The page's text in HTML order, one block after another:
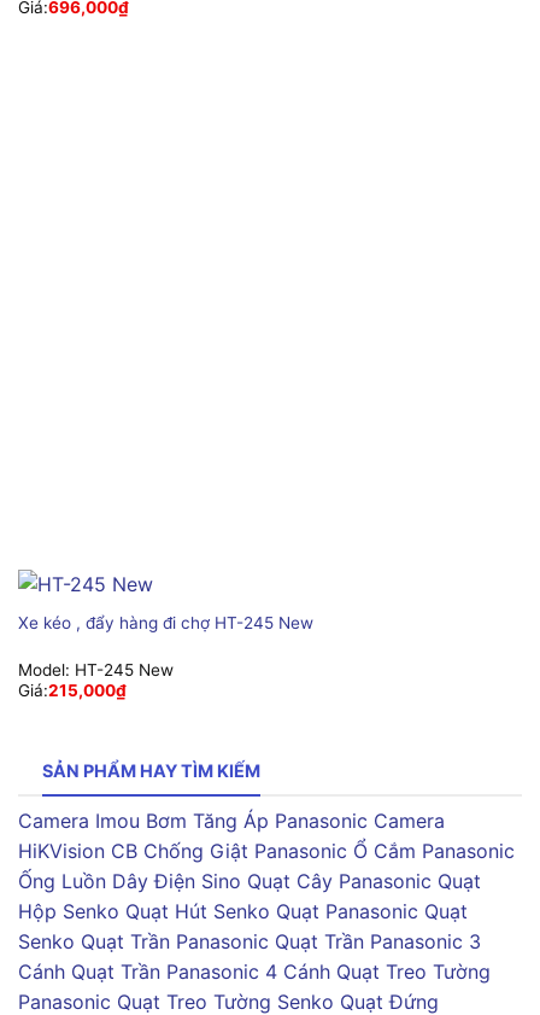
Giá:696,000₫
Xe kéo , đẩy hàng đi chợ HT-245 New
Model: HT-245 New
Giá:215,000₫
SẢN PHẨM HAY TÌM KIẾM
Camera Imou Bơm Tăng Áp Panasonic Camera
HiKVision CB Chống Giật Panasonic Ổ Cắm Panasonic
Ống Luồn Dây Điện Sino Quạt Cây Panasonic Quạt
Hộp Senko Quạt Hút Senko Quạt Panasonic Quạt
Senko Quạt Trần Panasonic Quạt Trần Panasonic 3
Cánh Quạt Trần Panasonic 4 Cánh Quạt Treo Tường
Panasonic Quạt Treo Tường Senko Quạt Đứng